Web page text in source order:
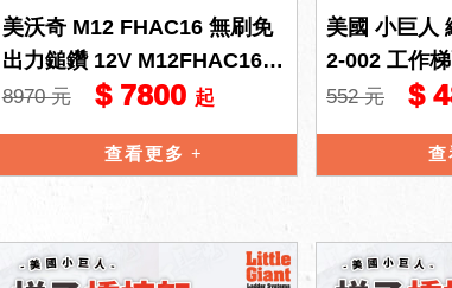
美沃奇 M12 FHAC16 無刷免
出力鎚鑽 12V M12FHAC16
新款 鎚鑽 電鎚 米沃奇
8970 元 $ 7800 起
查看更多
美國 小巨人
2-002 工作
梯寬踏板 金
552 元 $
查